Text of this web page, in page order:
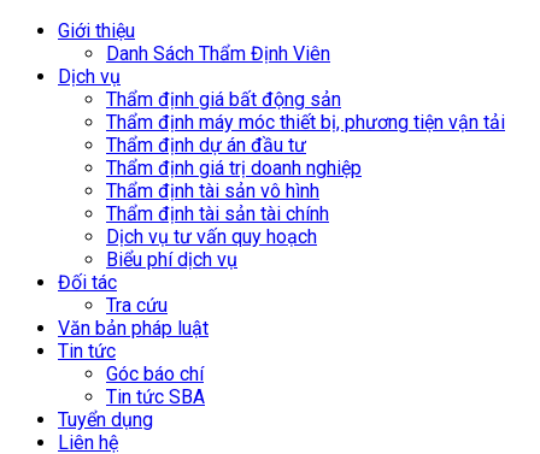
Giới thiệu
Danh Sách Thẩm Định Viên
Dịch vụ
Thẩm định giá bất động sản
Thẩm định máy móc thiết bị, phương tiện vận tải
Thẩm định dự án đầu tư
Thẩm định giá trị doanh nghiệp
Thẩm định tài sản vô hình
Thẩm định tài sản tài chính
Dịch vụ tư vấn quy hoạch
Biểu phí dịch vụ
Đối tác
Tra cứu
Văn bản pháp luật
Tin tức
Góc báo chí
Tin tức SBA
Tuyển dụng
Liên hệ